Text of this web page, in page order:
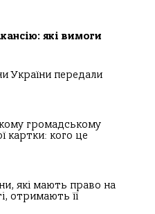
які вимоги
України передали
громадському
картки: кого це
які мають право на
отримають її